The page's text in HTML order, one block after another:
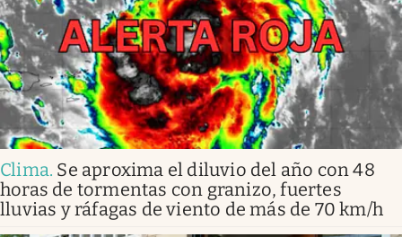
Clima. Se aproxima el diluvio del año con 48
horas de tormentas con granizo, fuertes
lluvias y ráfagas de viento de más de 70 km/h